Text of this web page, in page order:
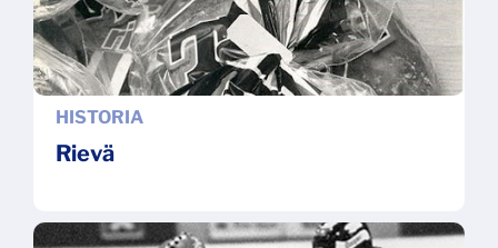
Rievä
HISTORIA